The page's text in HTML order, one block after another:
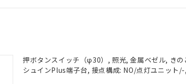
押ボタンスイッチ（φ30）, 照光, 金属ベゼル, き
シュインPlus端子台, 接点構成: NO/点灯ユニット